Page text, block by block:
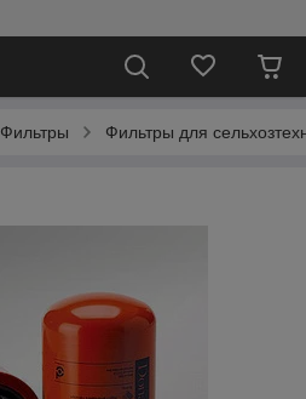
Фильтры Фильтры для